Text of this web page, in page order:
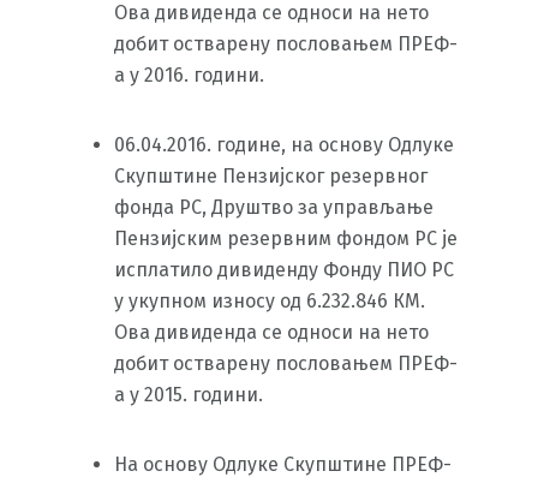
Ова дивиденда се односи на нето
добит остварену пословањем ПРЕФ-
а у 2016. години.
06.04.2016. године, на основу Одлуке
Скупштине Пензијског резервног
фонда РС, Друштво за управљање
Пензијским резервним фондом РС је
исплатило дивиденду Фонду ПИО РС
у укупном износу од 6.232.846 КМ.
Ова дивиденда се односи на нето
добит остварену пословањем ПРЕФ-
а у 2015. години.
На основу Одлуке Скупштине ПРЕФ-